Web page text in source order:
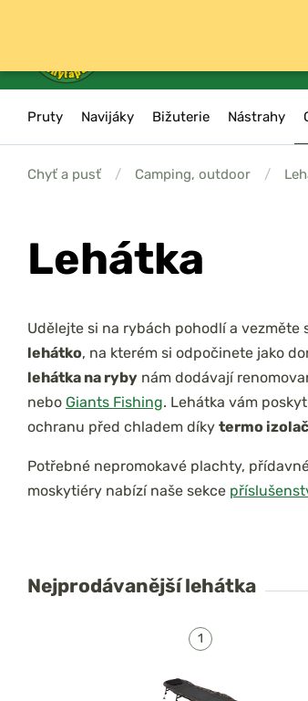
Pruty Navijáky Bižuterie Nástrahy
Chyť a pusť / Camping, outdoor /
Lehátka
Udělejte si na rybách pohodlí a vezměte
lehátko, na kterém si odpočinete jako
lehátka na ryby nám dodávají
nebo Giants Fishing. Lehátka vám
ochranu před chladem díky termo
Potřebné nepromokavé plachty,
moskytiéry nabízí naše sekce
Nejprodávanějšílehátka